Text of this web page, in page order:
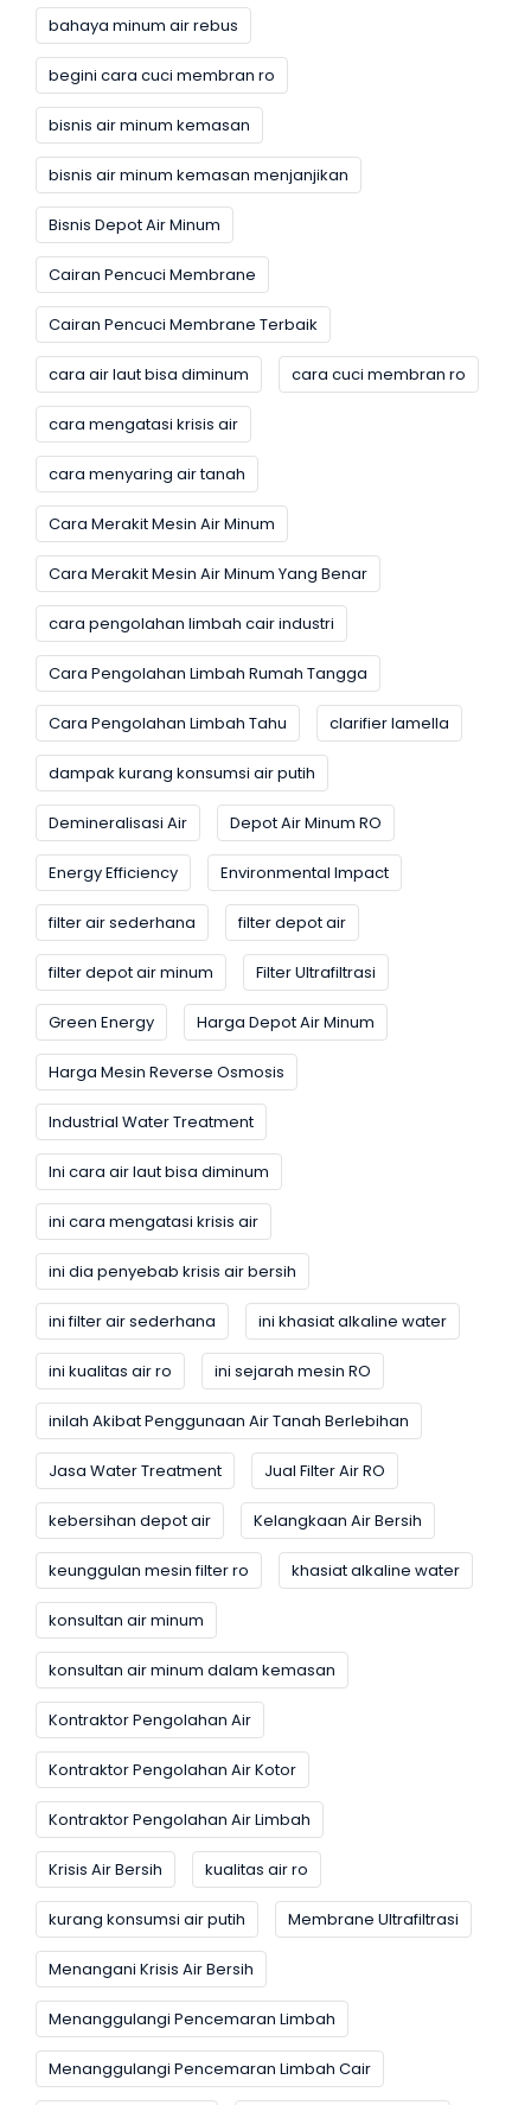
bahaya minum air rebus
begini cara cuci membran ro
bisnis air minum kemasan
bisnis air minum kemasan menjanjikan
Bisnis Depot Air Minum
Cairan Pencuci Membrane
Cairan Pencuci Membrane Terbaik
cara air laut bisa diminum cara cuci membran ro
cara mengatasi krisis air
cara menyaring air tanah
Cara Merakit Mesin Air Minum
Cara Merakit Mesin Air Minum Yang Benar
cara pengolahan limbah cair industri
Cara Pengolahan Limbah Rumah Tangga
Cara Pengolahan Limbah Tahu clarifier lamella
dampak kurang konsumsi air putih
Demineralisasi Air Depot Air Minum RO
Energy Efficiency Environmental Impact
filter air sederhana filter depot air
filter depot air minum Filter Ultrafiltrasi
Green Energy Harga Depot Air Minum
Harga Mesin Reverse Osmosis
Industrial Water Treatment
Ini cara air laut bisa diminum
ini cara mengatasi krisis air
ini dia penyebab krisis air bersih
ini filter air sederhana ini khasiat alkaline water
ini kualitas air ro ini sejarah mesin RO
inilah Akibat Penggunaan Air Tanah Berlebihan
Jasa Water Treatment Jual Filter Air RO
kebersihan depot air Kelangkaan Air Bersih
keunggulan mesin filter ro khasiat alkaline water
konsultan air minum
konsultan air minum dalam kemasan
Kontraktor Pengolahan Air
Kontraktor Pengolahan Air Kotor
Kontraktor Pengolahan Air Limbah
Krisis Air Bersih kualitas air ro
kurang konsumsi air putih Membrane Ultrafiltrasi
Menangani Krisis Air Bersih
Menanggulangi Pencemaran Limbah
Menanggulangi Pencemaran Limbah Cair